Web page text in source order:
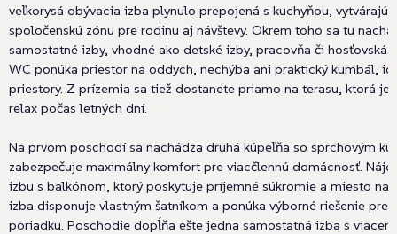
veľkorysá obývacia izba plynulo prepojená s kuchyňou,
spoločenskú zónu pre rodinu aj návštevy. Okrem toho sa tu
samostatné izby, vhodné ako detské izby, pracovňa či hosťovská.
WC ponúka priestor na oddych, nechýba ani praktický kumbál,
priestory. Z prízemia sa tiež dostanete priamo na terasu, ktorá je
relax počas letných dní.
Na prvom poschodí sa nachádza druhá kúpeľňa so sprchovým
zabezpečuje maximálny komfort pre viacčlennú domácnosť.
izbu s balkónom, ktorý poskytuje príjemné súkromie a miesto na
izba disponuje vlastným šatníkom a ponúka výborné riešenie pre
poriadku. Poschodie dopĺňa ešte jedna samostatná izba s